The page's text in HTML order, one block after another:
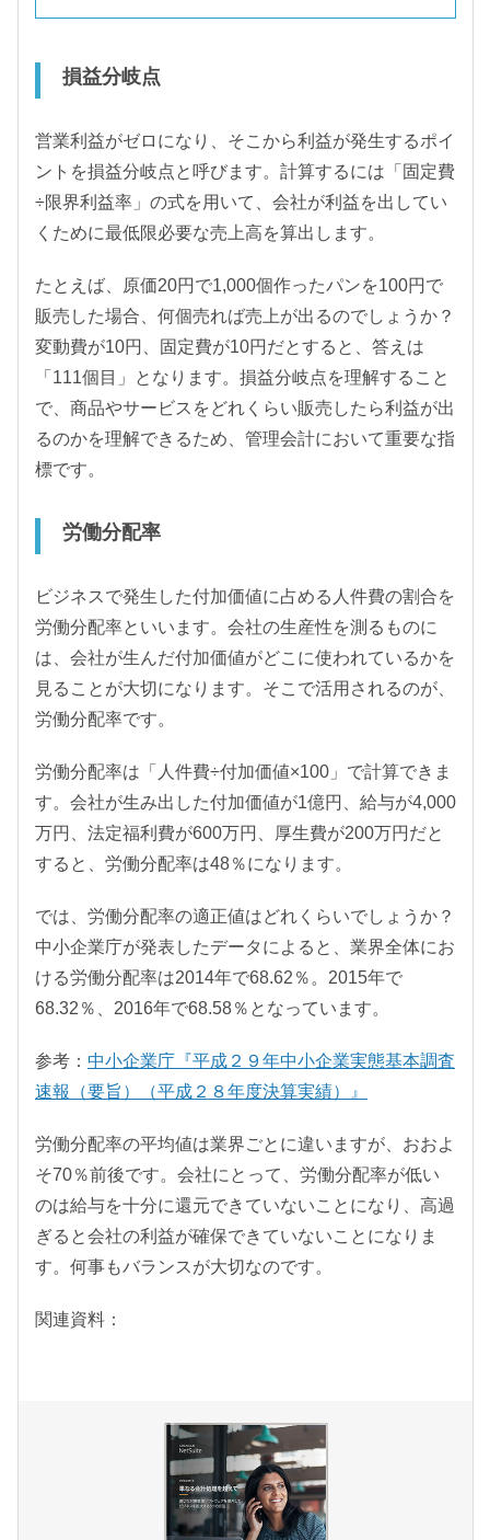
損益分岐点
営業利益がゼロになり、そこから利益が発生するポイ
ントを損益分岐点と呼びます。計算するには「固定費
÷限界利益率」の式を用いて、会社が利益を出してい
くために最低限必要な売上高を算出します。
たとえば、原価20円で1,000個作ったパンを100円で
販売した場合、何個売れば売上が出るのでしょうか？
変動費が10円、固定費が10円だとすると、答えは
「111個目」となります。損益分岐点を理解すること
で、商品やサービスをどれくらい販売したら利益が出
るのかを理解できるため、管理会計において重要な指
標です。
労働分配率
ビジネスで発生した付加価値に占める人件費の割合を
労働分配率といいます。会社の生産性を測るものに
は、会社が生んだ付加価値がどこに使われているかを
見ることが大切になります。そこで活用されるのが、
労働分配率です。
労働分配率は「人件費÷付加価値×100」で計算できま
す。会社が生み出した付加価値が1億円、給与が4,000
万円、法定福利費が600万円、厚生費が200万円だと
すると、労働分配率は48％になります。
では、労働分配率の適正値はどれくらいでしょうか？
中小企業庁が発表したデータによると、業界全体にお
ける労働分配率は2014年で68.62％。2015年で
68.32％、2016年で68.58％となっています。
参考： 中小企業庁『平成２９年中小企業実態基本調査
速報（要旨）（平成２８年度決算実績）』
労働分配率の平均値は業界ごとに違いますが、おおよ
そ70％前後です。会社にとって、労働分配率が低い
のは給与を十分に還元できていないことになり、高過
ぎると会社の利益が確保できていないことになりま
す。何事もバランスが大切なのです。
関連資料：